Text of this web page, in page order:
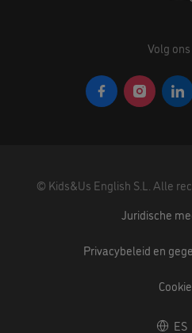
Volg
ES
© Kids&Us English S.L. Alle
Juridische
Privacybeleid en